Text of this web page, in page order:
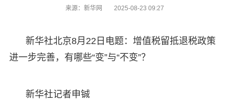
来源：新华网 2025-08-23 09:27
新华社北京8月22日电题：增值税留抵退税政策
进一步完善，有哪些“变”与“不变”？
新华社记者申铖